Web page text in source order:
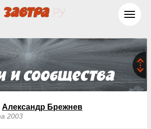
Александр Брежнев
2003